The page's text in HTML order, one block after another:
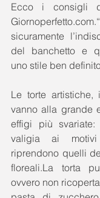
Ecco i consigli
sicuramente
del banchetto e
uno stile ben
Le torte artistiche,
vanno alla grande
effigi più
valigia ai
riprendono quelli
floreali.La torta
ovvero non